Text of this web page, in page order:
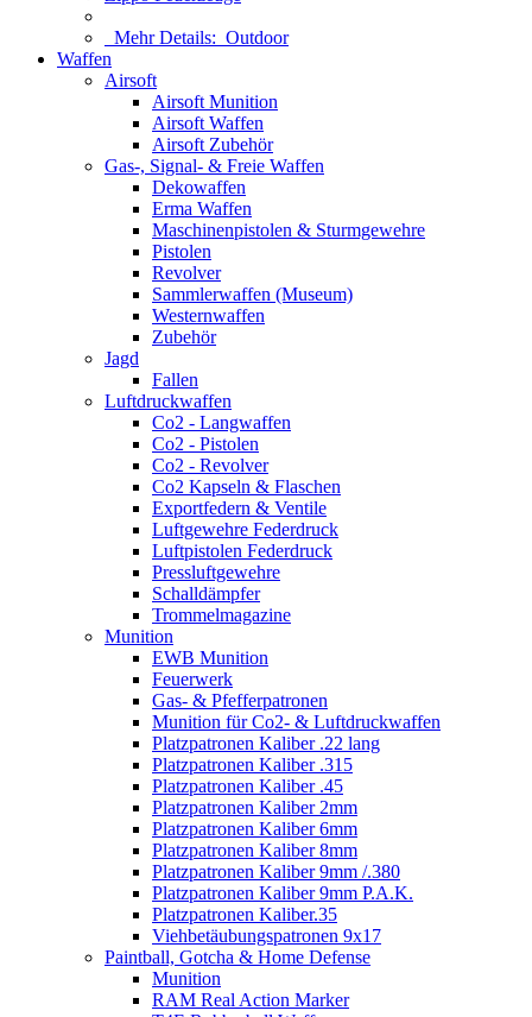
Mehr Details: Outdoor
Waffen
Airsoft
Airsoft Munition
Airsoft Waffen
Airsoft Zubehör
Gas-, Signal- & Freie Waffen
Dekowaffen
Erma Waffen
Maschinenpistolen & Sturmgewehre
Pistolen
Revolver
Sammlerwaffen (Museum)
Westernwaffen
Zubehör
Jagd
Fallen
Luftdruckwaffen
Co2 - Langwaffen
Co2 - Pistolen
Co2 - Revolver
Co2 Kapseln & Flaschen
Exportfedern & Ventile
Luftgewehre Federdruck
Luftpistolen Federdruck
Pressluftgewehre
Schalldämpfer
Trommelmagazine
Munition
EWB Munition
Feuerwerk
Gas- & Pfefferpatronen
Munition für Co2- & Luftdruckwaffen
Platzpatronen Kaliber .22 lang
Platzpatronen Kaliber .315
Platzpatronen Kaliber .45
Platzpatronen Kaliber 2mm
Platzpatronen Kaliber 6mm
Platzpatronen Kaliber 8mm
Platzpatronen Kaliber 9mm /.380
Platzpatronen Kaliber 9mm P.A.K.
Platzpatronen Kaliber.35
Viehbetäubungspatronen 9x17
Paintball, Gotcha & Home Defense
Munition
RAM Real Action Marker